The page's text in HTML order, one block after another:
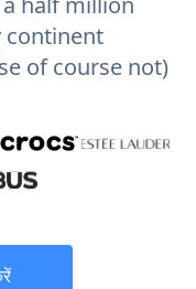
continent
of course not)